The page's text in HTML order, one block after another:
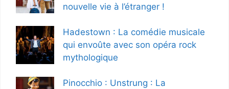
nouvelle vie à l’étranger !
Hadestown : La comédie musicale
qui envoûte avec son opéra rock
mythologique
Pinocchio : Unstrung : La